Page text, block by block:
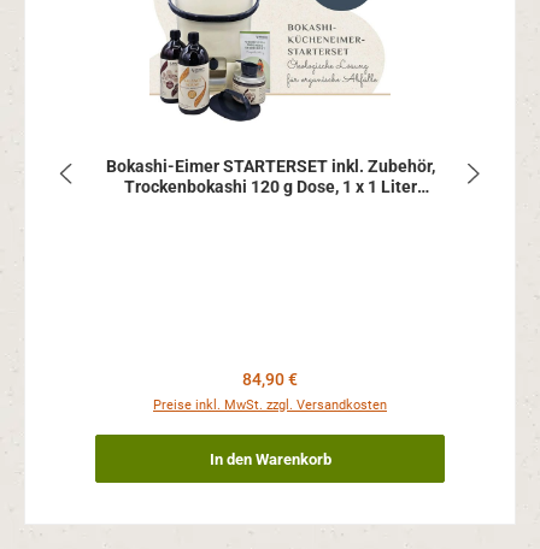
Bokashi-Eimer STARTERSET inkl. Zubehör,
Trockenbokashi 120 g Dose, 1 x 1 Liter
Regulärer Preis:
84,90 €
Preise inkl. MwSt. zzgl. Versandkosten
In den Warenkorb